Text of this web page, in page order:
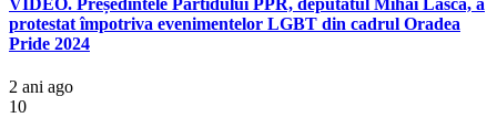
VIDEO. Președintele Partidului PPR, deputatul Mihai Lasca, a
protestat împotriva evenimentelor LGBT din cadrul Oradea
Pride 2024
2 ani ago
10